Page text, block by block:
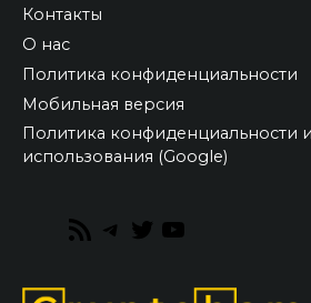
Контакты
О нас
Политика конфиденциальности
Мобильная версия
Политика конфиденциальности
использования (Google)
RSS
Telegram
Twitter